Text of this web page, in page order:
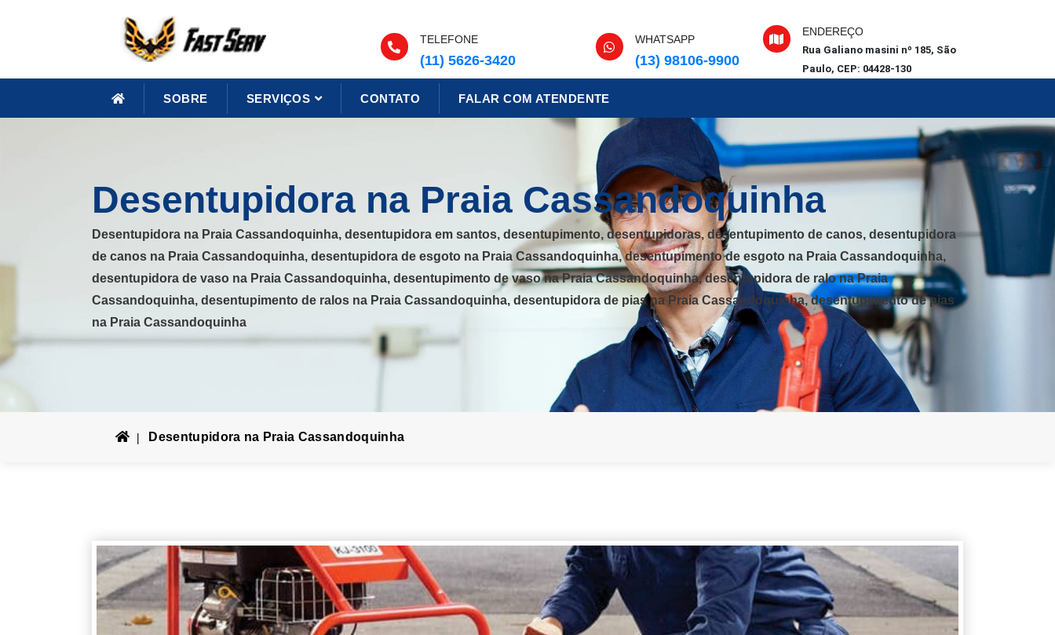
TELEFONE
(11) 5626-3420
WHATSAPP
(13) 98106-9900
ENDEREÇO
Rua Galiano masini nº 185, São
Paulo, CEP: 04428-130
SOBRE SERVIÇOS CONTATO FALAR COM ATENDENTE
Desentupidora na Praia Cassandoquinha
Desentupidora na Praia Cassandoquinha, desentupidora em santos, desentupimento, desentupidoras, desentupimento de canos, desentupidora
de canos na Praia Cassandoquinha, desentupidora de esgoto na Praia Cassandoquinha, desentupimento de esgoto na Praia Cassandoquinha,
desentupidora de vaso na Praia Cassandoquinha, desentupimento de vaso na Praia Cassandoquinha, desentupidora de ralo na Praia
Cassandoquinha, desentupimento de ralos na Praia Cassandoquinha, desentupidora de pias na Praia Cassandoquinha, desentupimento de pias
na Praia Cassandoquinha
Desentupidora na Praia Cassandoquinha